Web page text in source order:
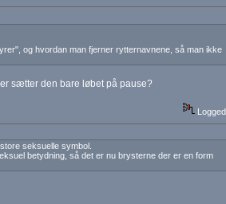
og hvordan man fjerner rytternavnene, så man ikke
sætter den bare løbet på pause?
Logged
seksuelle symbol.
betydning, så det er nu brysterne der er en form